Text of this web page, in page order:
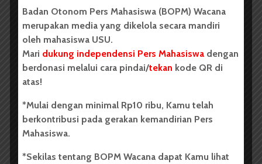
Susuri matahari berpahat mutiara
Sore bujuk malam, Ramona memanas
Lalap ia mati, keok oleh tuan nan beringas
Terdekap cairan dosa, siapa? Hatur setan
membungkuk
Badan Otonom Pers Mahasiswa (BOPM) Wacana
merupakan media yang dikelola secara mandiri
oleh mahasiswa USU.
Mari dukung independensi Pers Mahasiswa dengan
berdonasi melalui cara pindai/tekan kode QR di
atas!
*Mulai dengan minimal Rp10 ribu, Kamu telah
berkontribusi pada gerakan kemandirian Pers
Mahasiswa.
*Sekilas tentang BOPM Wacana dapat Kamu lihat